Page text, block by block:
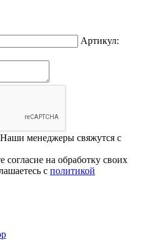
Артикул:
менеджеры свяжутся с
на обработку своих
с политикой